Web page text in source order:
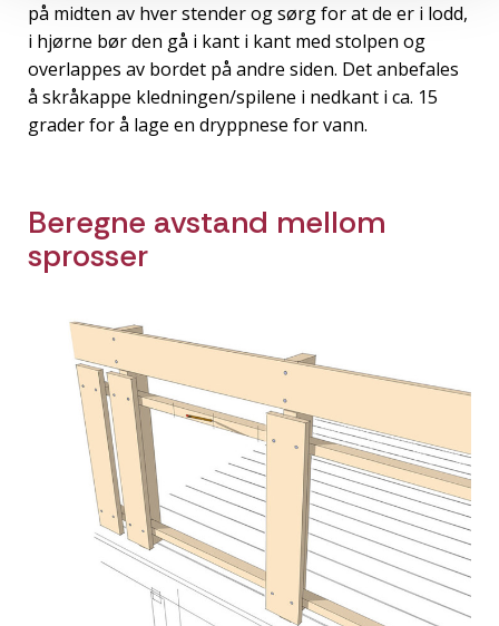
på midten av hver stender og sørg for at de er i lodd,
i hjørne bør den gå i kant i kant med stolpen og
overlappes av bordet på andre siden. Det anbefales
å skråkappe kledningen/spilene i nedkant i ca. 15
grader for å lage en dryppnese for vann.
Beregne avstand mellom
sprosser